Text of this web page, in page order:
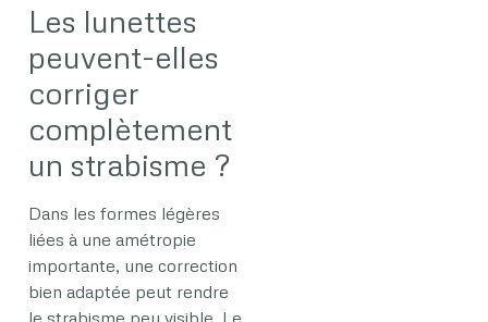
Les lunettes
peuvent-elles
corriger
complètement
un strabisme ?
Dans les formes légères
liées à une amétropie
importante, une correction
bien adaptée peut rendre
le strabisme peu visible. Le